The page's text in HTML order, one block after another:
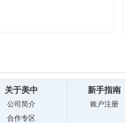
关于美中
公司简介
合作专区
新手指南
账户注册